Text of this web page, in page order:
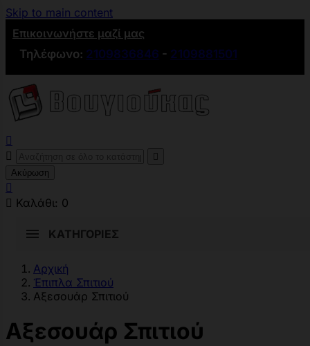
Skip to main content
Επικοινωνήστε μαζί μας
Τηλέφωνο: 2109836846 - 2109881501



Ακύρωση

 Καλάθι: 0
ΚΑΤΗΓΟΡΊΕΣ
Αρχική
Έπιπλα Σπιτιού
Αξεσουάρ Σπιτιού
Αξεσουάρ Σπιτιού